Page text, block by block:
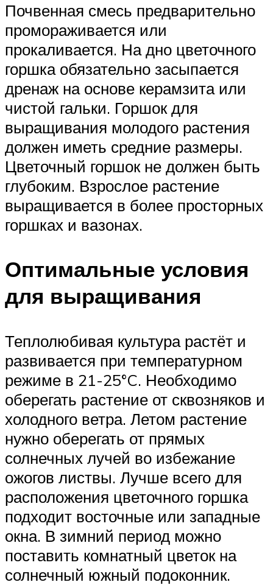
Почвенная смесь предварительно
промораживается или
прокаливается. На дно цветочного
горшка обязательно засыпается
дренаж на основе керамзита или
чистой гальки. Горшок для
выращивания молодого растения
должен иметь средние размеры.
Цветочный горшок не должен быть
глубоким. Взрослое растение
выращивается в более просторных
горшках и вазонах.
Оптимальные условия
для выращивания
Теплолюбивая культура растёт и
развивается при температурном
режиме в 21-25°C. Необходимо
оберегать растение от сквозняков и
холодного ветра. Летом растение
нужно оберегать от прямых
солнечных лучей во избежание
ожогов листвы. Лучше всего для
расположения цветочного горшка
подходит восточные или западные
окна. В зимний период можно
поставить комнатный цветок на
солнечный южный подоконник.